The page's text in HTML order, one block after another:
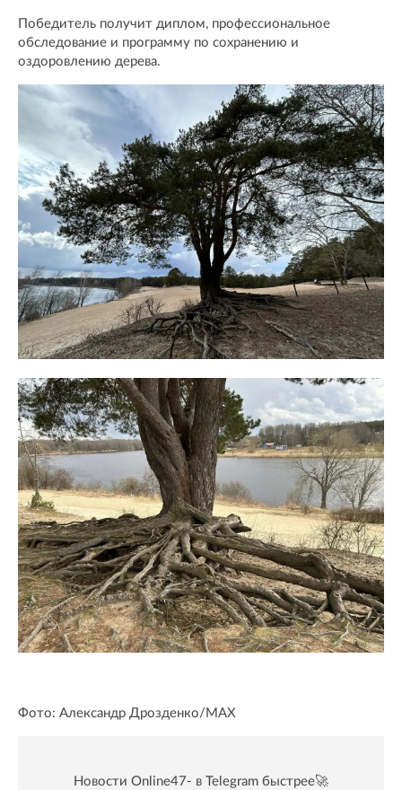
Победитель получит диплом, профессиональное
обследование и программу по сохранению и
оздоровлению дерева.
Фото: Александр Дрозденко/MAX
Новости Online47- в Telegram быстрее🚀